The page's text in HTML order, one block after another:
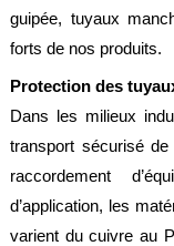
Services
jet
Soudure
alimentaire
IFlex
panel
guipée, tuyaux
forts de nos produits.
Protection des
Dans les milieux
transport sécurisé
raccordement
d’application, les
varient du cuivre au